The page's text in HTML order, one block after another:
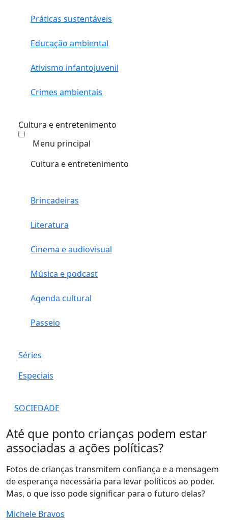
Práticas sustentáveis
Educação ambiental
Ativismo infantojuvenil
Crimes ambientais
Cultura e entretenimento
Menu principal
Cultura e entretenimento
Brincadeiras
Literatura
Cinema e audiovisual
Música e podcast
Agenda cultural
Passeio
Séries
Especiais
SOCIEDADE
Até que ponto crianças podem estar
associadas a ações políticas?
Fotos de crianças transmitem confiança e a mensagem
de esperança necessária para levar políticos ao poder.
Mas, o que isso pode significar para o futuro delas?
Michele Bravos